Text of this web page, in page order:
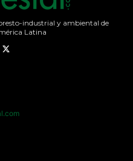
industrial y ambiental de
Latina